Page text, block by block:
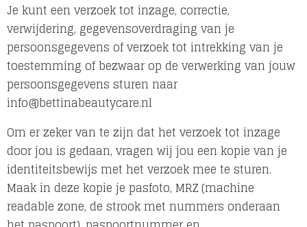
Je kunt een verzoek tot inzage, correctie,
verwijdering, gegevensoverdraging van je
persoonsgegevens of verzoek tot intrekking van je
toestemming of bezwaar op de verwerking van jouw
persoonsgegevens sturen naar
info@bettinabeautycare.nl
Om er zeker van te zijn dat het verzoek tot inzage
door jou is gedaan, vragen wij jou een kopie van je
identiteitsbewijs met het verzoek mee te sturen.
Maak in deze kopie je pasfoto, MRZ (machine
readable zone, de strook met nummers onderaan